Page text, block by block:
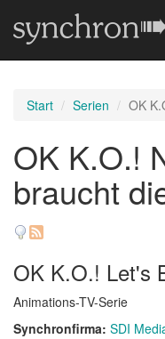
Start Serien OK
OK K.O.!
braucht
OK K.O.! Let's
Animations-TV-Serie
Synchronfirma: SDI